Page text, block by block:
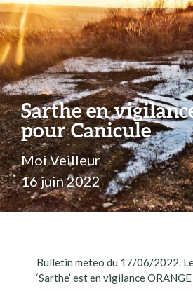
Sarthe en
pour Canicule
Moi Veilleur
16 juin 2022
Bulletin meteo du 17/06/2022.
‘Sarthe’ est en vigilance